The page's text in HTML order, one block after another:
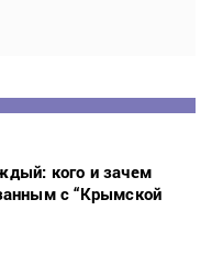
кого и зачем
с “Крымской